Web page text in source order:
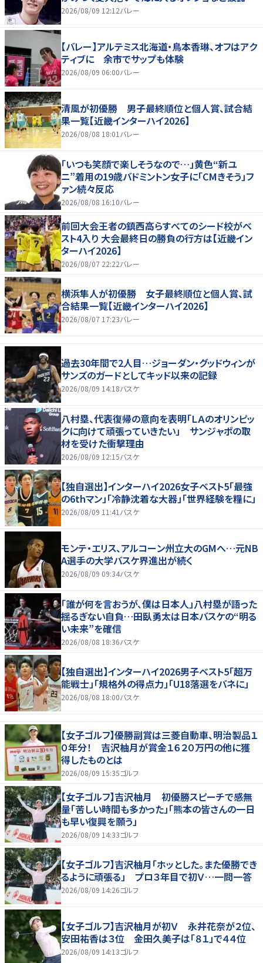
2026/08/09 12:12バレー
【バレー】アルテミス北海道・鳥本香琳、オフはアク
ティブに 余市でサップも体験
2026/08/09 06:00バレー
清風が初優勝 男子最終順位と個人賞、試合結
果一覧【近畿インターハイ2026】
2026/08/08 18:01 バレー
「いつも笑顔で楽しそうなので…」黄色“新ユ
ニ”着用の19歳バドミントン女子に「CMきそう」フ
ァン続々反応
2026/08/08 16:10バレー
前回大会王者の鎮西高らすべてのシード校がベ
スト4入り 大会最終日の勝負の行方は【近畿イン
ターハイ2026】
2026/08/07 22:22バレー
横浜隼人が初優勝 女子最終順位と個人賞、試
合結果一覧【近畿インターハイ2026】
2026/08/07 17:23バレー
過去30年間で2人目…ジョーダン・グッドウィンが
サンズのガードとしてキッド以来の記録
2026/08/09 14:18バスケ
八村塁、代表復帰の意向を表明「ＬＡのオリンピッ
クに向けて頑張っていきたい」 サンジャポの取
材を受けた衝撃理由
2026/08/09 12:15バスケ
【独自選出】インターハイ2026女子ベスト5「最強
の6thマン」「冷静沈着な大器」「世界経験を糧に」
2026/08/09 11:41 バスケ
モンテ・エリス、アルコーン州立大のGMへ…元NB
A選手の大学バスケ界進出が続く
2026/08/09 09:34バスケ
「誰が何を言おうが、僕は日本人」八村塁が語った
揺るぎない自負…田臥勇太は日本バスケの“明る
い未来”を確信
2026/08/08 18:36バスケ
【独自選出】インターハイ2026男子ベスト5「超万
能戦士」「規格外の得点力」「U18落選をバネに」
2026/08/08 18:00バスケ
【女子ゴルフ】優勝副賞は三菱自動車、明治製品１
０年分！ 吉沢柚月が賞金１６２０万円の他に獲
得したものとは
2026/08/09 15:35ゴルフ
【女子ゴルフ】吉沢柚月 初優勝スピーチで感無
量「苦しい時間も多かった」「熊本の皆さんの一日
も早い復興を願う」
2026/08/09 14:33ゴルフ
【女子ゴルフ】吉沢柚月「ホッとした。また優勝でき
るように頑張る」 プロ３年目で初Ｖ…一問一答
2026/08/09 14:26ゴルフ
【女子ゴルフ】吉沢柚月が初Ｖ 永井花奈が２位、
安田祐香は３位 金田久美子は「８１」で４４位
2026/08/09 14:13ゴルフ